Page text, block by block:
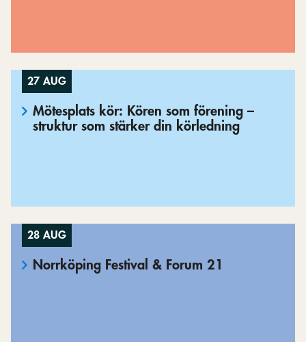
27 AUG
Mötesplats kör: Kören som förening –
struktur som stärker din körledning
28 AUG
Norrköping Festival & Forum 21